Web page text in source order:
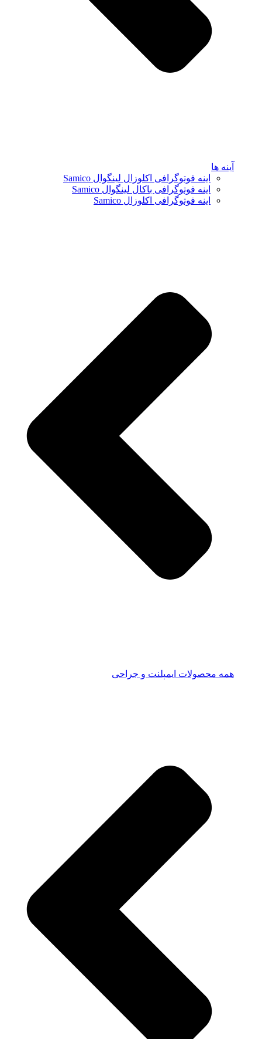
آینه ها
اینه فوتوگرافی اکلوزال لینگوال Samico
اینه فوتوگرافی باکال لینگوال Samico
اینه فوتوگرافی اکلوزال Samico
همه محصولات ایمپلنت و جراحی